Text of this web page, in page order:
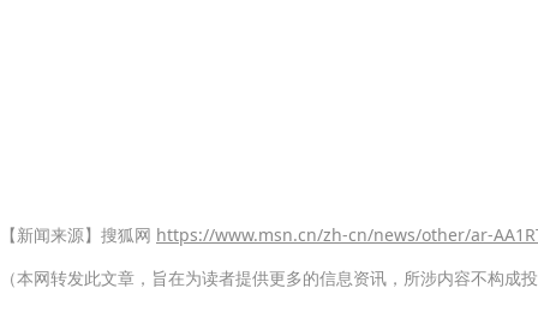
【新闻来源】搜狐网 https://www.msn.cn/zh-cn/news/other/ar-
（本网转发此文章，旨在为读者提供更多的信息资讯，所涉内容不构